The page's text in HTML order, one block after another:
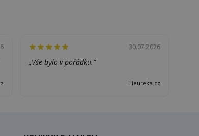
30.07.2026
„Vše bylo v pořádku.“
Heureka.cz